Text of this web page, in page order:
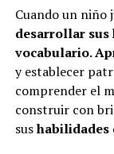
Cuando un niño
desarrollar sus
vocabulario.
y establecer
comprender el
construir con
sushabilidades